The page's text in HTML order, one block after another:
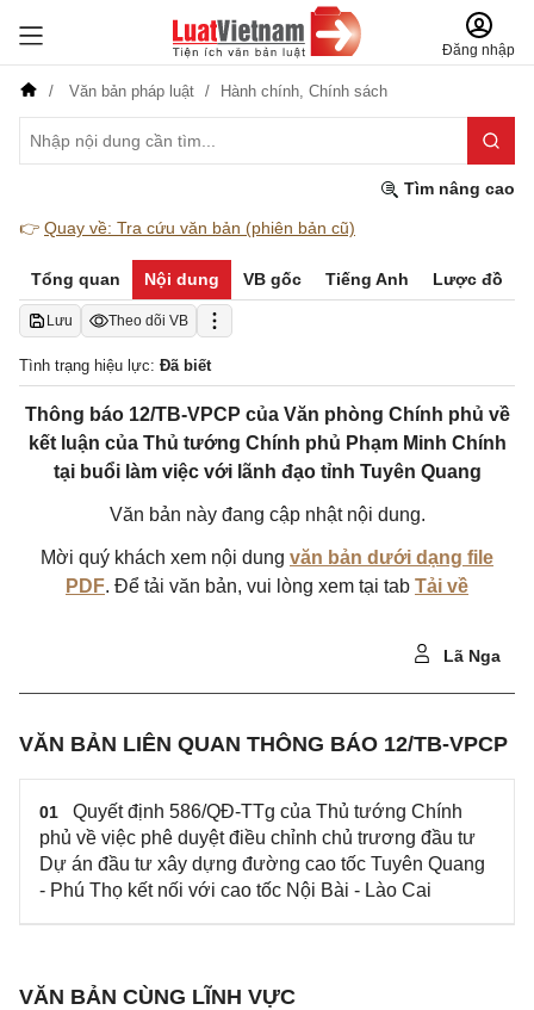
Đăng nhập
Văn bản pháp luật Hành chính, Chính sách
Tìm nâng cao
👉 Quay về: Tra cứu văn bản (phiên bản cũ)
Tổng quan Nội dung VB gốc Tiếng Anh Lược đồ
Lưu Theo dõi VB
Tình trạng hiệu lực: Đã biết
Thông báo 12/TB-VPCP của Văn phòng Chính phủ về
kết luận của Thủ tướng Chính phủ Phạm Minh Chính
tại buổi làm việc với lãnh đạo tỉnh Tuyên Quang
Văn bản này đang cập nhật nội dung.
Mời quý khách xem nội dung văn bản dưới dạng file
PDF. Để tải văn bản, vui lòng xem tại tab Tải về
Lã Nga
VĂN BẢN LIÊN QUAN THÔNG BÁO 12/TB-VPCP
01
Quyết định 586/QĐ-TTg của Thủ tướng Chính
phủ về việc phê duyệt điều chỉnh chủ trương đầu tư
Dự án đầu tư xây dựng đường cao tốc Tuyên Quang
- Phú Thọ kết nối với cao tốc Nội Bài - Lào Cai
VĂN BẢN CÙNG LĨNH VỰC